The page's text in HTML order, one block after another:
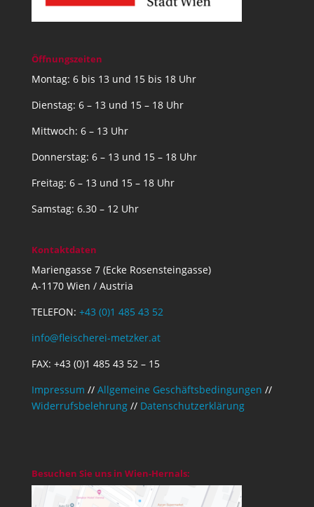
Öffnungszeiten
Montag: 6 bis 13 und 15 bis 18 Uhr
Dienstag: 6 – 13 und 15 – 18 Uhr
Mittwoch: 6 – 13 Uhr
Donnerstag: 6 – 13 und 15 – 18 Uhr
Freitag: 6 – 13 und 15 – 18 Uhr
Samstag: 6.30 – 12 Uhr
Kontaktdaten
Mariengasse 7 (Ecke Rosensteingasse)
A-1170 Wien / Austria
TELEFON: +43 (0)1 485 43 52
info@fleischerei-metzker.at
FAX: +43 (0)1 485 43 52 – 15
Impressum // Allgemeine Geschäftsbedingungen //
Widerrufsbelehrung// Datenschutzerklärung
Besuchen Sie uns in Wien-Hernals: